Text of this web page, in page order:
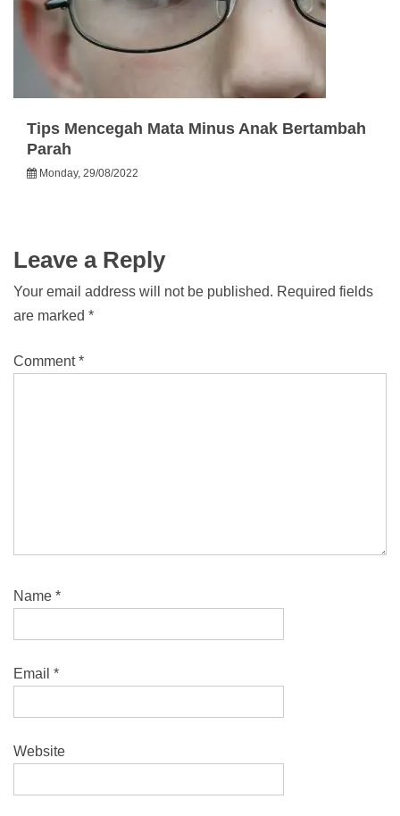
Tips Mencegah Mata Minus Anak Bertambah
Parah
Monday, 29/08/2022
Leave a Reply
Your email address will not be published. Required fields
are marked *
Comment*
Name *
Email *
Website